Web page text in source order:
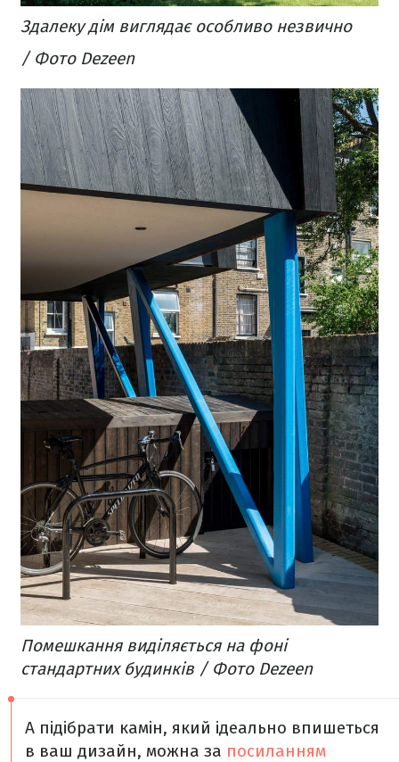
Здалеку дім виглядає особливо незвично
/ Фото Dezeen
Помешкання виділяється на фоні
стандартних будинків / Фото Dezeen
А підібрати камін, який ідеально впишеться
в ваш дизайн, можна за посиланням